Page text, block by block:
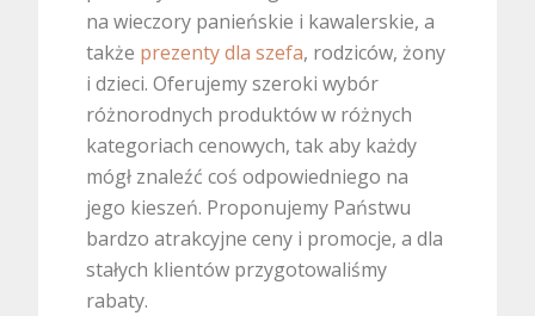
na wieczory panieńskie i kawalerskie, a
także prezenty dla szefa, rodziców, żony
i dzieci. Oferujemy szeroki wybór
różnorodnych produktów w różnych
kategoriach cenowych, tak aby każdy
mógł znaleźć coś odpowiedniego na
jego kieszeń. Proponujemy Państwu
bardzo atrakcyjne ceny i promocje, a dla
stałych klientów przygotowaliśmy
rabaty.